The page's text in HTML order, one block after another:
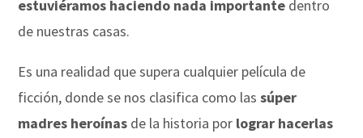
estuviéramos haciendo nada importante dentro
de nuestras casas.
Es una realidad que supera cualquier película de
ficción, donde se nos clasifica como lassúper
madres heroínas de la historia por lograr hacerlas